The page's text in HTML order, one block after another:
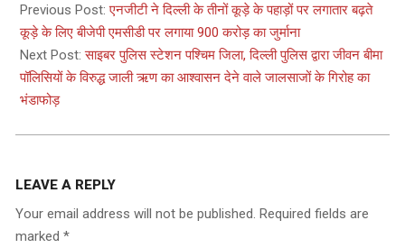
10-
14
Previous Post:एनजीटी ने दिल्ली के तीनों कूड़े के पहाड़ों पर लगातार बढ़ते
कूड़े के लिए बीजेपी एमसीडी पर लगाया 900 करोड़ का जुर्माना
Next Post:साइबर पुलिस स्टेशन पश्चिम जिला, दिल्ली पुलिस द्वारा जीवन बीमा
पॉलिसियों के विरुद्ध जाली ऋण का आश्वासन देने वाले जालसाजों के गिरोह का
भंडाफोड़
LEAVE A REPLY
Your email address will not be published. Required fields are
marked *